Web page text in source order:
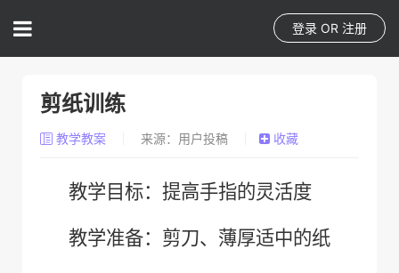
登录 OR 注册
剪纸训练
教学教案 来源：用户投稿 收藏
教学目标：提高手指的灵活度
教学准备：剪刀、薄厚适中的纸